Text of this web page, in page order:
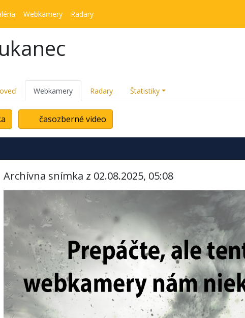
Webkamery Radary
Webkamery Radary Štatistiky
časozberné video
Archívna snímka z 02.08.2025, 05:08